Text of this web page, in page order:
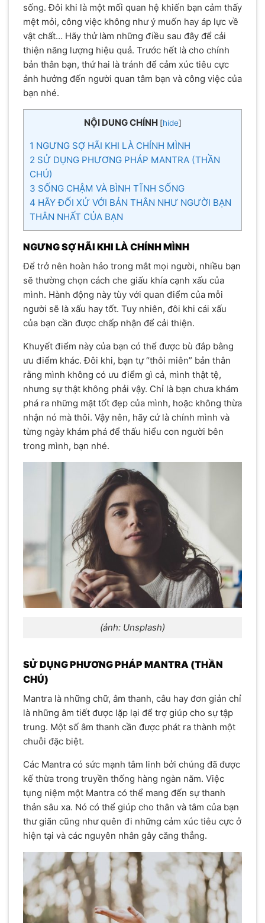
sống. Đôi khi là một mối quan hệ khiến bạn cảm thấy
mệt mỏi, công việc không như ý muốn hay áp lực về
vật chất… Hãy thử làm những điều sau đây để cải
thiện năng lượng hiệu quả. Trước hết là cho chính
bản thân bạn, thứ hai là tránh để cảm xúc tiêu cực
ảnh hưởng đến người quan tâm bạn và công việc của
bạn nhé.
NỘI DUNG CHÍNH [hide]
1 NGƯNG SỢ HÃI KHI LÀ CHÍNH MÌNH
2 SỬ DỤNG PHƯƠNG PHÁP MANTRA (THẦN
CHÚ)
3 SỐNG CHẬM VÀ BÌNH TĨNH SỐNG
4 HÃY ĐỐI XỬ VỚI BẢN THÂN NHƯ NGƯỜI BẠN
THÂN NHẤT CỦA BẠN
NGƯNG SỢ HÃI KHI LÀ CHÍNH MÌNH
Để trở nên hoàn hảo trong mắt mọi người, nhiều bạn
sẽ thường chọn cách che giấu khía cạnh xấu của
mình. Hành động này tùy với quan điểm của mỗi
người sẽ là xấu hay tốt. Tuy nhiên, đôi khi cái xấu
của bạn cần được chấp nhận để cải thiện.
Khuyết điểm này của bạn có thể được bù đắp bằng
ưu điểm khác. Đôi khi, bạn tự “thôi miên” bản thân
rằng mình không có ưu điểm gì cả, mình thật tệ,
nhưng sự thật không phải vậy. Chỉ là bạn chưa khám
phá ra những mặt tốt đẹp của mình, hoặc không thừa
nhận nó mà thôi. Vậy nên, hãy cứ là chính mình và
từng ngày khám phá để thấu hiểu con người bên
trong mình, bạn nhé.
(ảnh: Unsplash)
SỬ DỤNG PHƯƠNG PHÁP MANTRA (THẦN
CHÚ)
Mantra là những chữ, âm thanh, câu hay đơn giản chỉ
là những âm tiết được lặp lại để trợ giúp cho sự tập
trung. Một số âm thanh cần được phát ra thành một
chuỗi đặc biệt.
Các Mantra có sức mạnh tâm linh bởi chúng đã được
kế thừa trong truyền thống hàng ngàn năm. Việc
tụng niệm một Mantra có thể mang đến sự thanh
thản sâu xa. Nó có thể giúp cho thân và tâm của bạn
thư giãn cũng như quên đi những cảm xúc tiêu cực ở
hiện tại và các nguyên nhân gây căng thẳng.